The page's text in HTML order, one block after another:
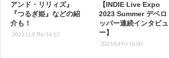
アンド・リリィズ』
『つるぎ姫』などの紹
介も！
2023.11.9 Thu 14:13
【INDIE Live Expo
2023 Summer デベロ
ッパー連続インタビュ
ー】
2023.8.4 Fri 16:00